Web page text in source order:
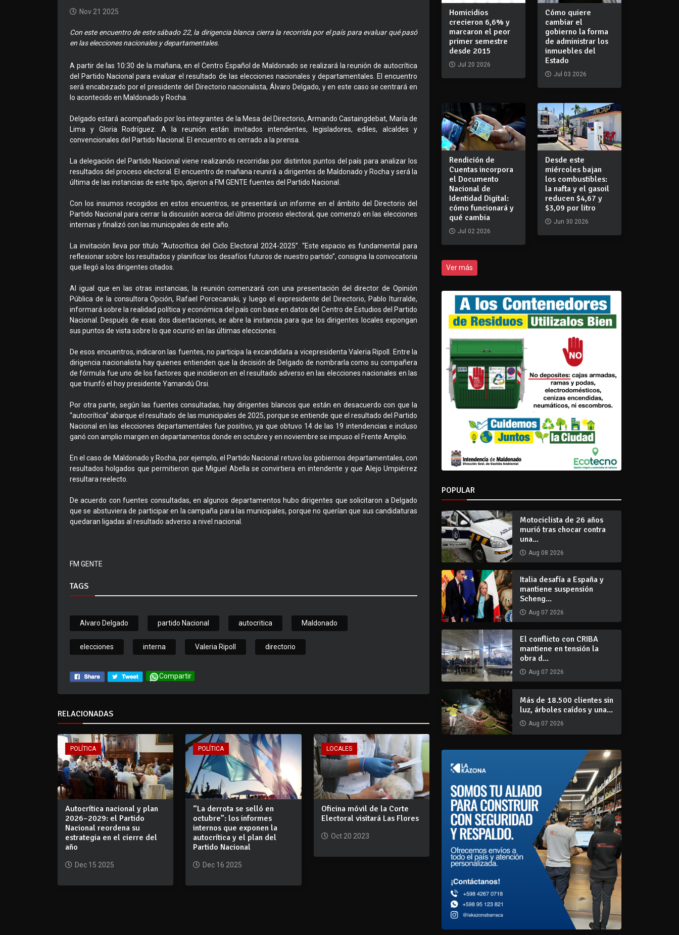
Nov 21 2025
Con este encuentro de este sábado 22, la dirigencia blanca cierra la recorrida por el país para evaluar qué pasó
en las elecciones nacionales y departamentales.
A partir de las 10:30 de la mañana, en el Centro Español de Maldonado se realizará la reunión de autocrítica
del Partido Nacional para evaluar el resultado de las elecciones nacionales y departamentales. El encuentro
será encabezado por el presidente del Directorio nacionalista, Álvaro Delgado, y en este caso se centrará en
lo acontecido en Maldonado y Rocha.
Delgado estará acompañado por los integrantes de la Mesa del Directorio, Armando Castaingdebat, María de
Lima y Gloria Rodríguez. A la reunión están invitados intendentes, legisladores, ediles, alcaldes y
convencionales del Partido Nacional. El encuentro es cerrado a la prensa.
La delegación del Partido Nacional viene realizando recorridas por distintos puntos del país para analizar los
resultados del proceso electoral. El encuentro de mañana reunirá a dirigentes de Maldonado y Rocha y será la
última de las instancias de este tipo, dijeron a FM GENTE fuentes del Partido Nacional.
Con los insumos recogidos en estos encuentros, se presentará un informe en el ámbito del Directorio del
Partido Nacional para cerrar la discusión acerca del último proceso electoral, que comenzó en las elecciones
internas y finalizó con las municipales de este año.
La invitación lleva por título “Autocrítica del Ciclo Electoral 2024-2025”. “Este espacio es fundamental para
reflexionar sobre los resultados y planificar los desafíos futuros de nuestro partido”, consigna la convocatoria
que llegó a los dirigentes citados.
Al igual que en las otras instancias, la reunión comenzará con una presentación del director de Opinión
Pública de la consultora Opción, Rafael Porcecanski, y luego el expresidente del Directorio, Pablo Iturralde,
informará sobre la realidad política y económica del país con base en datos del Centro de Estudios del Partido
Nacional. Después de esas dos disertaciones, se abre la instancia para que los dirigentes locales expongan
sus puntos de vista sobre lo que ocurrió en las últimas elecciones.
De esos encuentros, indicaron las fuentes, no participa la excandidata a vicepresidenta Valeria Ripoll. Entre la
dirigencia nacionalista hay quienes entienden que la decisión de Delgado de nombrarla como su compañera
de fórmula fue uno de los factores que incidieron en el resultado adverso en las elecciones nacionales en las
que triunfó el hoy presidente Yamandú Orsi.
Por otra parte, según las fuentes consultadas, hay dirigentes blancos que están en desacuerdo con que la
“autocrítica” abarque el resultado de las municipales de 2025, porque se entiende que el resultado del Partido
Nacional en las elecciones departamentales fue positivo, ya que obtuvo 14 de las 19 intendencias e incluso
ganó con amplio margen en departamentos donde en octubre y en noviembre se impuso el Frente Amplio.
En el caso de Maldonado y Rocha, por ejemplo, el Partido Nacional retuvo los gobiernos departamentales, con
resultados holgados que permitieron que Miguel Abella se convirtiera en intendente y que Alejo Umpiérrez
resultara reelecto.
De acuerdo con fuentes consultadas, en algunos departamentos hubo dirigentes que solicitaron a Delgado
que se abstuviera de participar en la campaña para las municipales, porque no querían que sus candidaturas
quedaran ligadas al resultado adverso a nivel nacional.
FM GENTE
TAGS
Alvaro Delgado partido Nacional autocritica Maldonado
elecciones interna Valeria Ripoll directorio
Compartir
RELACIONADAS
POLÍTICA
Autocrítica nacional y plan
2026–2029: el Partido
Nacional reordena su
estrategia en el cierre del
año
Dec 15 2025
POLÍTICA
“La derrota se selló en
octubre”: los informes
internos que exponen la
autocrítica y el plan del
Partido Nacional
Dec 16 2025
LOCALES
Oficina móvil de la Corte
Electoral visitará Las Flores
Oct 20 2023
Homicidios
crecieron 6,6% y
marcaron el peor
primer semestre
desde 2015
Jul 20 2026
Cómo quiere
cambiar el
gobierno la forma
de administrar los
inmuebles del
Estado
Jul 03 2026
Rendición de
Cuentas incorpora
el Documento
Nacional de
Identidad Digital:
cómo funcionará y
qué cambia
Jul 02 2026
Desde este
miércoles bajan
los combustibles:
la nafta y el gasoil
reducen $4,67 y
$3,09 por litro
Jun 30 2026
Ver más
POPULAR
Motociclista de 26 años
murió tras chocar contra
una...
Aug 08 2026
Italia desafía a España y
mantiene suspensión
Scheng...
Aug 07 2026
El conflicto con CRIBA
mantiene en tensión la
obra d...
Aug 07 2026
Más de 18.500 clientes sin
luz, árboles caídos y una...
Aug 07 2026